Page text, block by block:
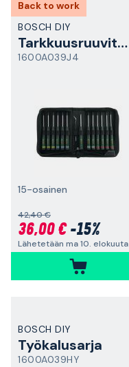
Back to work
BOSCH DIY
Tarkkuusruuvitalttasarja
1600A039J4
15-osainen
42,40 €
36,00 €-15%
Lähetetään ma 10. elokuuta
BOSCH DIY
Työkalusarja
1600A039HY